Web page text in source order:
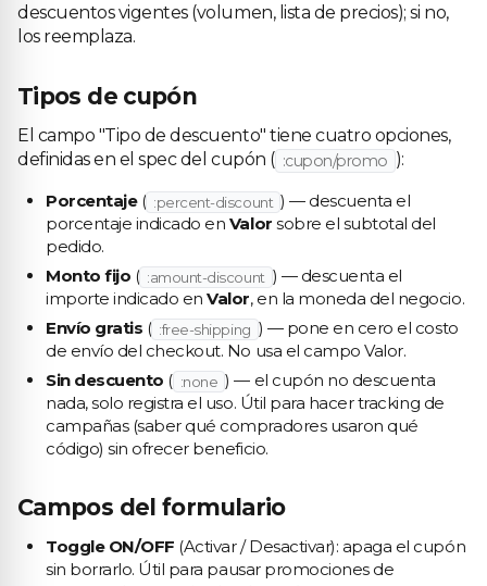
descuentos vigentes (volumen, lista de precios); si no,
los reemplaza.
Tipos de cupón
El campo "Tipo de descuento" tiene cuatro opciones,
definidas en el spec del cupón ( :cupon/promo ):
Porcentaje( :percent-discount ) — descuenta el
porcentaje indicado en Valor sobre el subtotal del
pedido.
Monto fijo ( :amount-discount ) — descuenta el
importe indicado enValor, en la moneda del negocio.
Envío gratis ( :free-shipping ) — pone en cero el costo
de envío del checkout. No usa el campo Valor.
Sin descuento ( :none ) — el cupón no descuenta
nada, solo registra el uso. Útil para hacer tracking de
campañas (saber qué compradores usaron qué
código) sin ofrecer beneficio.
Campos del formulario
Toggle ON/OFF (Activar / Desactivar): apaga el cupón
sin borrarlo. Útil para pausar promociones de